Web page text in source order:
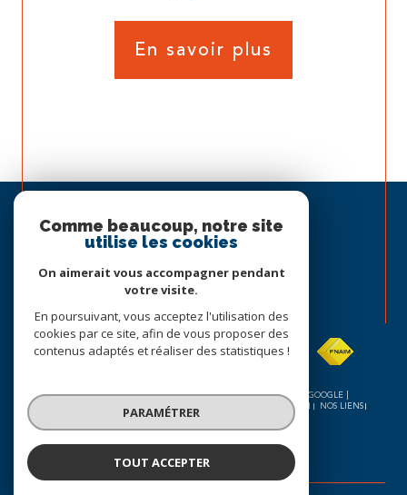
En savoir plus
PROPRIÉTAIRE
Se connecter
ADHÉRONS
© 2026 | TOUS DROITS RÉSERVÉS | TRADUCTION POWERED BY GOOGLE |
PLAN DU SITE MENTIONS LÉGALES ADMIN
NOS LIENS
POLITIQUE RGPD
Comme beaucoup, notre site
utilise les cookies
On aimerait vous accompagner pendant
votre visite.
En poursuivant, vous acceptez l'utilisation des
cookies par ce site, afin de vous proposer des
contenus adaptés et réaliser des statistiques !
PARAMÉTRER
TOUT ACCEPTER